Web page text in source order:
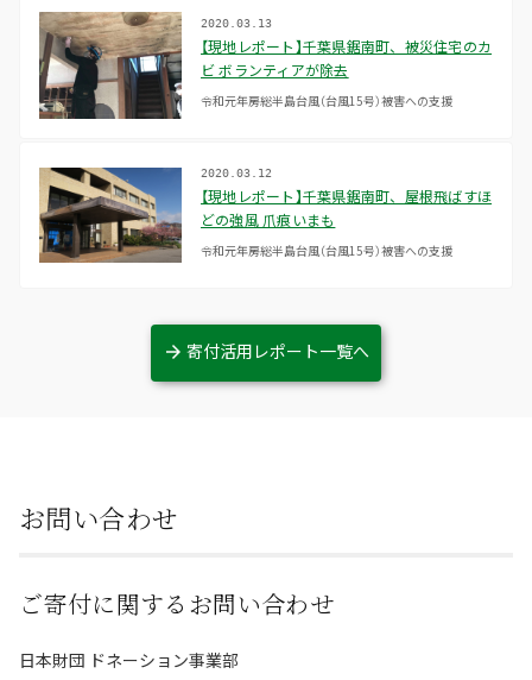
2020.03.13
【現地レポート】千葉県鋸南町、被災住宅のカ
ビ ボランティアが除去
令和元年房総半島台風（台風15号）被害への支援
2020.03.12
【現地レポート】千葉県鋸南町、屋根飛ばすほ
どの強風 爪痕いまも
令和元年房総半島台風（台風15号）被害への支援
寄付活用レポート一覧へ
お問い合わせ
ご寄付に関するお問い合わせ
日本財団 ドネーション事業部